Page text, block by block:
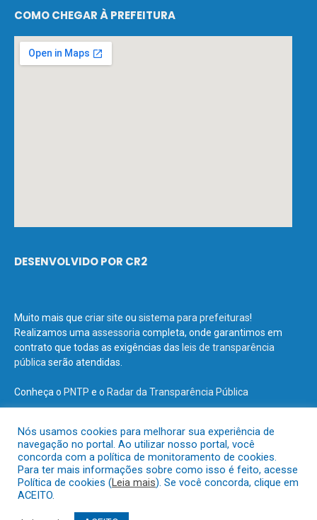
COMO CHEGAR À PREFEITURA
DESENVOLVIDO POR CR2
Muito mais que criar site ou sistema para prefeituras!
Realizamos uma assessoria completa, onde garantimos em
contrato que todas as exigências das leis de transparência
pública serão atendidas.
Conheça o PNTP e o Radar da Transparência Pública
Todos os direitos reservados a Prefeitura Municipal de Terra Santa.
Mapa do Site
Acessar o Webmail
Nós usamos cookies para melhorar sua experiência de
navegação no portal. Ao utilizar nosso portal, você
concorda com a política de monitoramento de cookies.
Para ter mais informações sobre como isso é feito, acesse
Política de cookies (Leia mais). Se você concorda, clique em
ACEITO.